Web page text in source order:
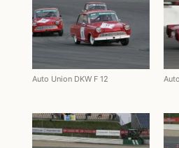
Auto Union DKW F 12